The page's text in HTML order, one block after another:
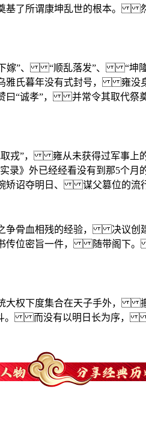
所谓康坤乱世的根本。
嫁”、 “顺乱落发”、 “坤
氏暮年没有式封号， 雍
曰“诚孝”， 并常令其取代
戎”， 雍从未获得过军事
外已经经看没有到那5个
诏夺明日、 谋父篡位的流
血相残的经验， 决议创
密旨一件， 随带阁下。
大权下度集合在天子手
奋斗。 而没有以明日长为